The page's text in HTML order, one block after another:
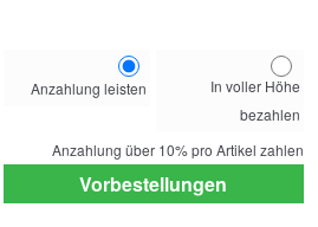
your
option
Anzahlung leisten
In voller Höhe
bezahlen
Anzahlung über 10%pro Artikel zahlen
Vorbestellungen